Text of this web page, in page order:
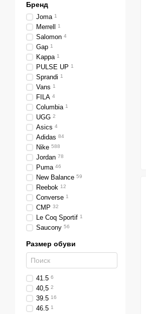
Бренд
Joma 1
Merrell 1
Salomon 4
Gap 1
Kappa 1
PULSE UP 1
Sprandi 1
Vans 1
FILA 4
Columbia 1
UGG 2
Asics 4
Adidas 84
Nike 588
Jordan 78
Puma 46
New Balance 59
Reebok 12
Converse 1
CMP 32
Le Coq Sportif 1
Saucony 56
Размер обуви
41.5 6
40,5 2
39.5 16
46.5 1